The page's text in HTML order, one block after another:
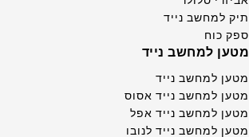
תיק למחשב נייד
ספק כוח
מטען למחשב נייד
מטען למחשב נייד
מטען למחשב נייד אסוס
מטען למחשב נייד אפל
מטען למחשב נייד לנובו